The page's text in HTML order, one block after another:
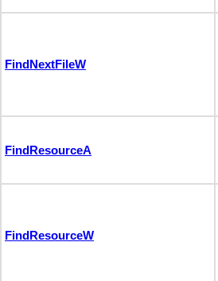
FindNextFileW
FindResourceA
FindResourceW